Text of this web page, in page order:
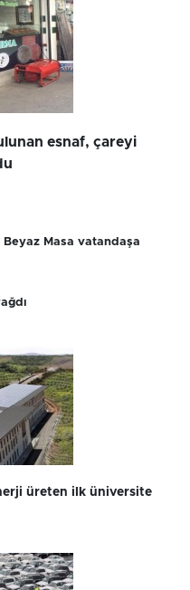
esnaf, çareyi
Beyaz Masa vatandaşa
üreten ilk üniversite